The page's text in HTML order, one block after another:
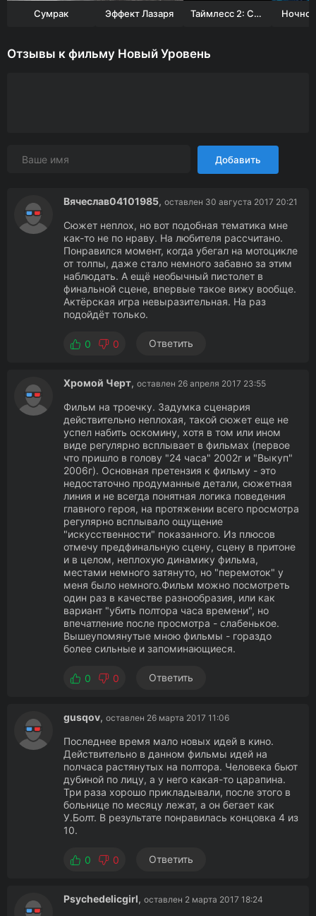
Сумрак Эффект Лазаря Таймлесс 2: Сапфировая книга
Отзывы к фильму Новый Уровень
Добавить
Вячеслав04101985, оставлен 30 августа 2017 20:21
Сюжет неплох, но вот подобная тематика мне
как-то не по нраву. На любителя рассчитано.
Понравился момент, когда убегал на мотоцикле
от толпы, даже стало немного забавно за этим
наблюдать. А ещё необычный пистолет в
финальной сцене, впервые такое вижу вообще.
Актёрская игра невыразительная. На раз
подойдёт только.
0 0 Ответить
Хромой Черт, оставлен 26 апреля 2017 23:55
Фильм на троечку. Задумка сценария
действительно неплохая, такой сюжет еще не
успел набить оскомину, хотя в том или ином
виде регулярно всплывает в фильмах (первое
что пришло в голову "24 часа" 2002г и "Выкуп"
2006г). Основная претензия к фильму - это
недостаточно продуманные детали, сюжетная
линия и не всегда понятная логика поведения
главного героя, на протяжении всего просмотра
регулярно всплывало ощущение
"искусственности" показанного. Из плюсов
отмечу предфинальную сцену, сцену в притоне
и в целом, неплохую динамику фильма,
местами немного затянуто, но "перемоток" у
меня было немного.Фильм можно посмотреть
один раз в качестве разнообразия, или как
вариант "убить полтора часа времени", но
впечатление после просмотра - слабенькое.
Вышеупомянутые мною фильмы - гораздо
более сильные и запоминающиеся.
0 0 Ответить
gusqov, оставлен 26 марта 2017 11:06
Последнее время мало новых идей в кино.
Действительно в данном фильмы идей на
полчаса растянутых на полтора. Человека бьют
дубиной по лицу, а у него какая-то царапина.
Три раза хорошо прикладывали, после этого в
больнице по месяцу лежат, а он бегает как
У.Болт. В результате понравилась концовка 4 из
10.
0 0 Ответить
Psychedelicgirl, оставлен 2 марта 2017 18:24